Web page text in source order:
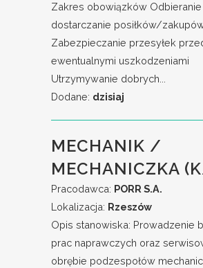
Zakres obowiązków Odbieranie
dostarczanie posiłków/
Zabezpieczanie przesyłek
ewentualnymi uszkodzeniami
Utrzymywanie dobrych...
Dodane: dzisiaj
MECHANIK /
MECHANICZKA
Pracodawca: PORR S.A.
Lokalizacja: Rzeszów
Opis stanowiska: Prowadzenie
prac naprawczych oraz
obrębie podzespołów